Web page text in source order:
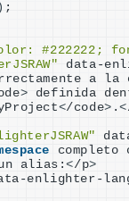
;
#222222;
data-
a la
> definida
</code> .<
alias:</p>
enlighter-